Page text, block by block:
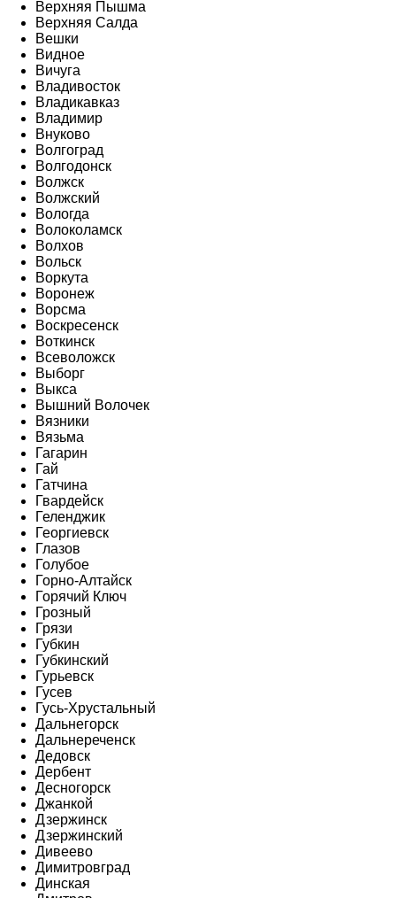
Верхняя Пышма
Верхняя Салда
Вешки
Видное
Вичуга
Владивосток
Владикавказ
Владимир
Внуково
Волгоград
Волгодонск
Волжск
Волжский
Вологда
Волоколамск
Волхов
Вольск
Воркута
Воронеж
Ворсма
Воскресенск
Воткинск
Всеволожск
Выборг
Выкса
Вышний Волочек
Вязники
Вязьма
Гагарин
Гай
Гатчина
Гвардейск
Геленджик
Георгиевск
Глазов
Голубое
Горно-Алтайск
Горячий Ключ
Грозный
Грязи
Губкин
Губкинский
Гурьевск
Гусев
Гусь-Хрустальный
Дальнегорск
Дальнереченск
Дедовск
Дербент
Десногорск
Джанкой
Дзержинск
Дзержинский
Дивеево
Димитровград
Динская